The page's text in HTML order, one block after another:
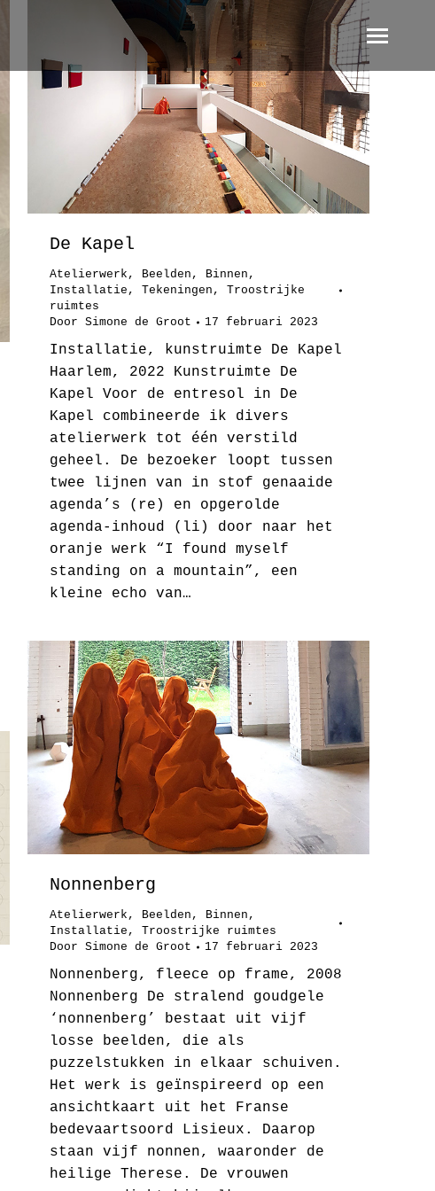
De Kapel
Atelierwerk , Beelden , Binnen ,
Installatie , Tekeningen , Troostrijke
ruimtes
Door Simone de Groot 17 februari 2023
Installatie, kunstruimte De Kapel
Haarlem, 2022 Kunstruimte De
Kapel Voor de entresol in De
Kapel combineerde ik divers
atelierwerk tot één verstild
geheel. De bezoeker loopt tussen
twee lijnen van in stof genaaide
agenda’s (re) en opgerolde
agenda-inhoud (li) door naar het
oranje werk “I found myself
standing on a mountain”, een
kleine echo van…
Nonnenberg
Atelierwerk , Beelden , Binnen ,
Installatie , Troostrijke ruimtes
Door Simone de Groot 17 februari 2023
Nonnenberg, fleece op frame, 2008
Nonnenberg De stralend goudgele
‘nonnenberg’ bestaat uit vijf
losse beelden, die als
puzzelstukken in elkaar schuiven.
Het werk is geïnspireerd op een
ansichtkaart uit het Franse
bedevaartsoord Lisieux. Daarop
staan vijf nonnen, waaronder de
heilige Therese. De vrouwen